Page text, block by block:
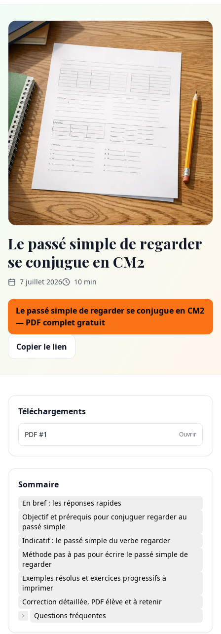
Le passé simple de regarder
se conjugue en CM2
7 juillet 2026 10 min
Le passé simple de regarder se conjugue en CM2
— PDF complet gratuit
Copier le lien
Téléchargements
PDF #1 Ouvrir
Sommaire
En bref : les réponses rapides
Objectif et prérequis pour conjuguer regarder au
passé simple
Indicatif : le passé simple du verbe regarder
Méthode pas à pas pour écrire le passé simple de
regarder
Exemples résolus et exercices progressifs à
imprimer
Correction détaillée, PDF élève et à retenir
Questions fréquentes